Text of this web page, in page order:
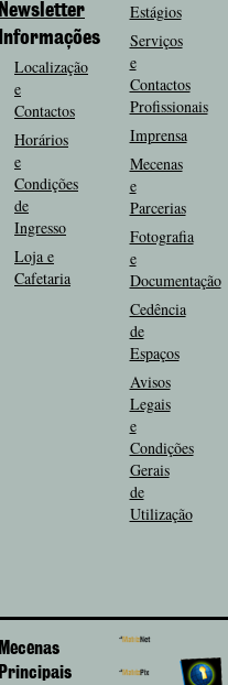
Newsletter
Informações
Localização
e
Contactos
Horários
e
Condições
de
Ingresso
Loja e
Cafetaria
Estágios
Serviços
e
Contactos
Profissionais
Imprensa
Mecenas
e
Parcerias
Fotografia
e
Documentação
Cedência
de
Espaços
Avisos
Legais
e
Condições
Gerais
de
Utilização
Mecenas
Principais